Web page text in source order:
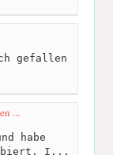
gefallen
...
habe
I...